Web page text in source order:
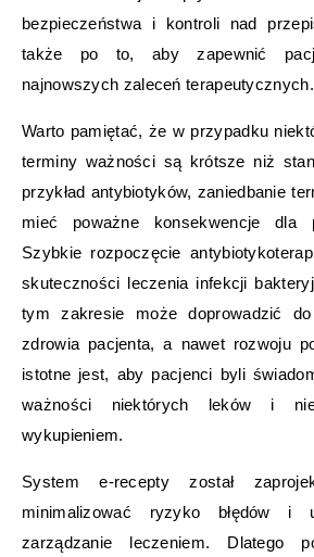
bezpieczeństwa i kontroli nad
także po to, aby zapewnić
najnowszych zaleceń terapeutycznych.
Warto pamiętać, że w przypadku
terminy ważności są krótsze niż
przykład antybiotyków, zaniedbanie
mieć poważne konsekwencje dla
Szybkie rozpoczęcie
skuteczności leczenia infekcji
tym zakresie może doprowadzić
zdrowia pacjenta, a nawet rozwoju
istotne jest, aby pacjenci byli
ważności niektórych leków i
wykupieniem.
System e-recepty został
minimalizować ryzyko błędów i
zarządzanie leczeniem. Dlatego